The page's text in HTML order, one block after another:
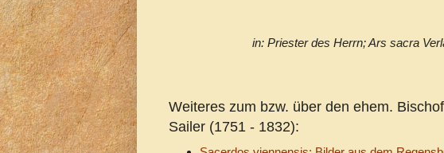
in: Priester des Herrn; Ars sacra
Weiteres zum bzw. über den ehem.
Sailer (1751 - 1832):